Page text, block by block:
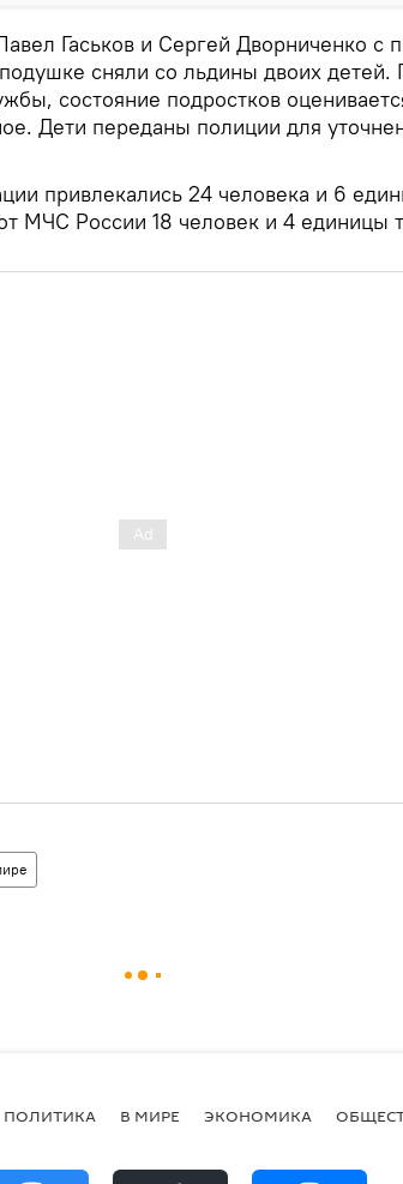
Гаськов и Сергей Дворниченко с
сняли со льдины двоих детей.
состояние подростков
Дети переданы полиции для
привлекались 24 человека и 6
МЧС России 18 человек и 4 единицы
ПОЛИТИКА В МИРЕ ЭКОНОМИКА